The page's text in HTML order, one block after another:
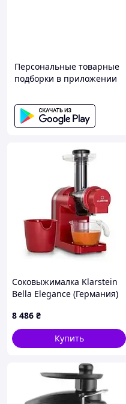
Персональные товарные
подборки в приложении
Соковыжималка Klarstein
Bella Elegance (Германия)
8 486 ₴
Купить